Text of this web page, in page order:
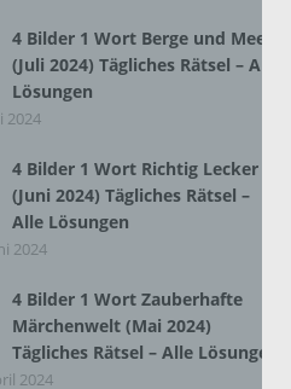
4 Bilder 1 Wort Berge und Meer
(Juli 2024) Tägliches Rätsel – Alle
Lösungen
2024
4 Bilder 1 Wort Richtig Lecker
(Juni 2024) Tägliches Rätsel –
Alle Lösungen
2024
4 Bilder 1 Wort Zauberhafte
Märchenwelt (Mai 2024)
Tägliches Rätsel – Alle Lösungen
2024